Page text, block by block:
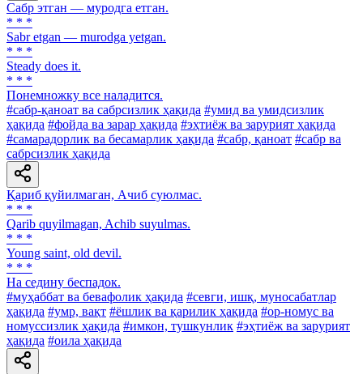
Сабр этган — муродга етган.
* * *
Sabr etgan — murodga yetgan.
* * *
Steady does it.
* * *
Понемножку все наладится.
#сабр-қаноат ва сабрсизлик ҳақида #умид ва умидсизлик
ҳақида #фойда ва зарар ҳақида #эҳтиёж ва зарурият ҳақида
#самарадорлик ва бесамарлик ҳақида #сабр, қаноат #сабр ва
сабрсизлик ҳақида
Қариб қуйилмаган, Ачиб суюлмас.
* * *
Qarib quyilmagan, Achib suyulmas.
* * *
Young saint, old devil.
* * *
Ha седину беспадок.
#муҳаббат ва бевафолик ҳақида #севги, ишқ, муносабатлар
ҳақида #умр, вақт #ёшлик ва қарилик ҳақида #ор-номус ва
номуссизлик ҳақида #имкон, тушкунлик #эҳтиёж ва зарурият
ҳақида #оила ҳақида